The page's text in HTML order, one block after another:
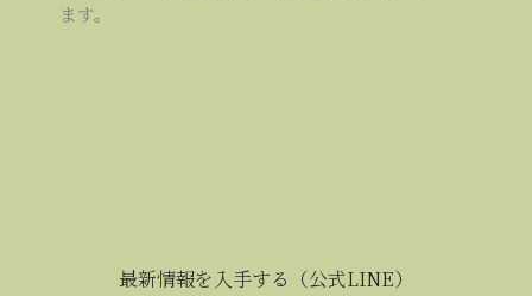
ます。
最新情報を入手する（公式LINE）